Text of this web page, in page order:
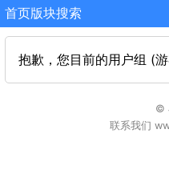
首页版块搜索
抱歉，您目前的用户组 (
©
联系我们